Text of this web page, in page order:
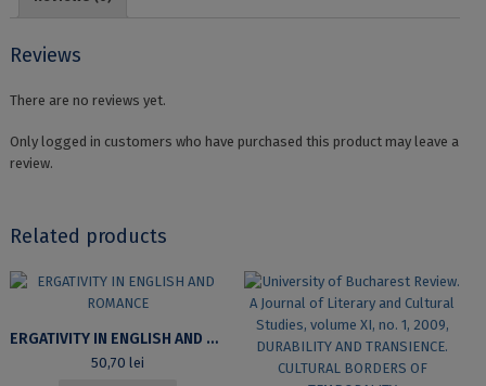
quantity
Reviews
There are no reviews yet.
Only logged in customers who have purchased this product may leave a
review.
Related products
ERGATIVITY IN ENGLISH AND ROMANCE
50,70 lei